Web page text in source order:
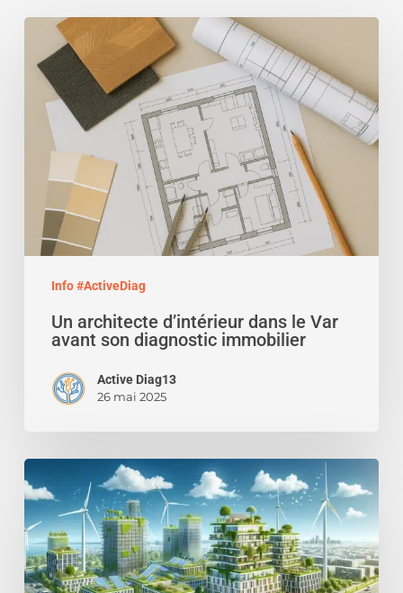
Info #ActiveDiag
architecte
d’intérieur
dans
avant
diagnostic
immobilier
Un architecte d’intérieur dans le Var
avant son diagnostic immobilier
Active Diag13
26 mai 2025
bilan
carbone
dans
la
construction: